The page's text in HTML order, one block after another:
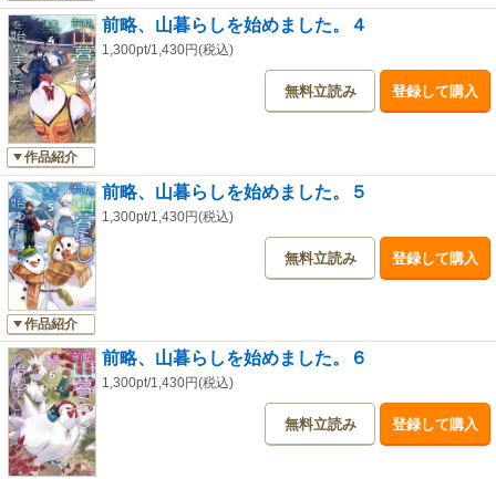
作品紹介
前略、山暮らしを始めました。４
1,300pt/1,430円(税込)
無料立読み 登録して購入
作品紹介
前略、山暮らしを始めました。５
1,300pt/1,430円(税込)
無料立読み 登録して購入
前略、山暮らしを始めました。６
1,300pt/1,430円(税込)
無料立読み 登録して購入